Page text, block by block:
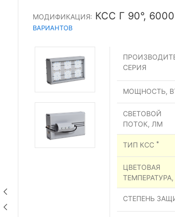
МОДИФИКАЦИЯ: КСС Г 90°,
ВАРИАНТОВ
СЕРИЯ
МОЩНОСТЬ,
СВЕТОВОЙ
ПОТОК, ЛМ
ТИП КСС *
ЦВЕТОВАЯ
ТЕМПЕРАТУРА,
СТЕПЕНЬ